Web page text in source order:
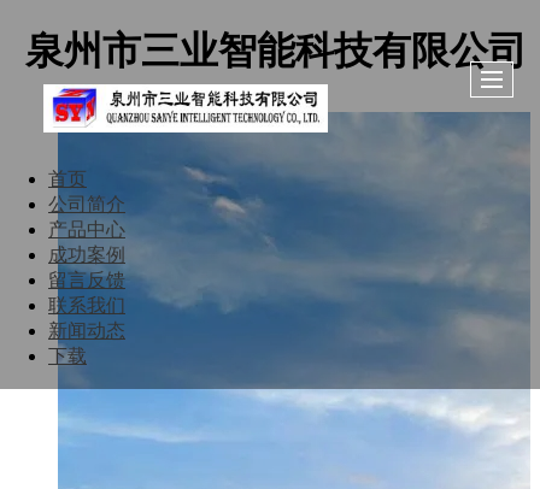
泉州市三业智能科技有限公司
首页
公司简介
产品中心
成功案例
留言反馈
联系我们
新闻动态
下载